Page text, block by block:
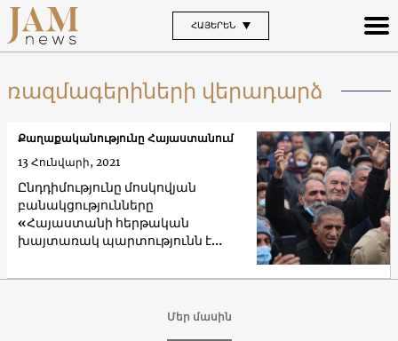
ՀԱՅԵՐԵՆ
ռազմագերիների վերադարձ
Ընդդիմությունը մոսկովյան
բանակցությունները
«Հայաստանի հերթական
խայտառակ պարտությունն է
Քաղաքականությունը Հայաստանում
13 Հունվարի, 2021
Մեր մասին